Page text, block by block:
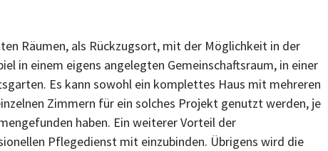
Räumen, als Rückzugsort, mit der Möglichkeit in der
in einem eigens angelegten Gemeinschaftsraum, in einer
Es kann sowohl ein komplettes Haus mit mehreren
Zimmern für ein solches Projekt genutzt werden, je
haben. Ein weiterer Vorteil der
Pflegedienst mit einzubinden. Übrigens wird die